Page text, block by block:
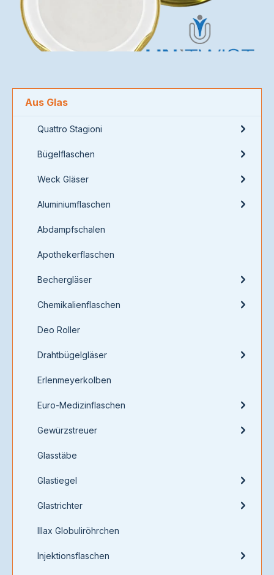
Aus Glas
Quattro Stagioni
Bügelflaschen
Weck Gläser
Aluminiumflaschen
Abdampfschalen
Apothekerflaschen
Bechergläser
Chemikalienflaschen
Deo Roller
Drahtbügelgläser
Erlenmeyerkolben
Euro-Medizinflaschen
Gewürzstreuer
Glasstäbe
Glastiegel
Glastrichter
Illax Globuliröhrchen
Injektionsflaschen